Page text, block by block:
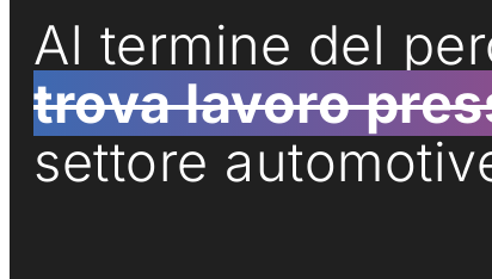
Al termine del
trova lavoro
settore